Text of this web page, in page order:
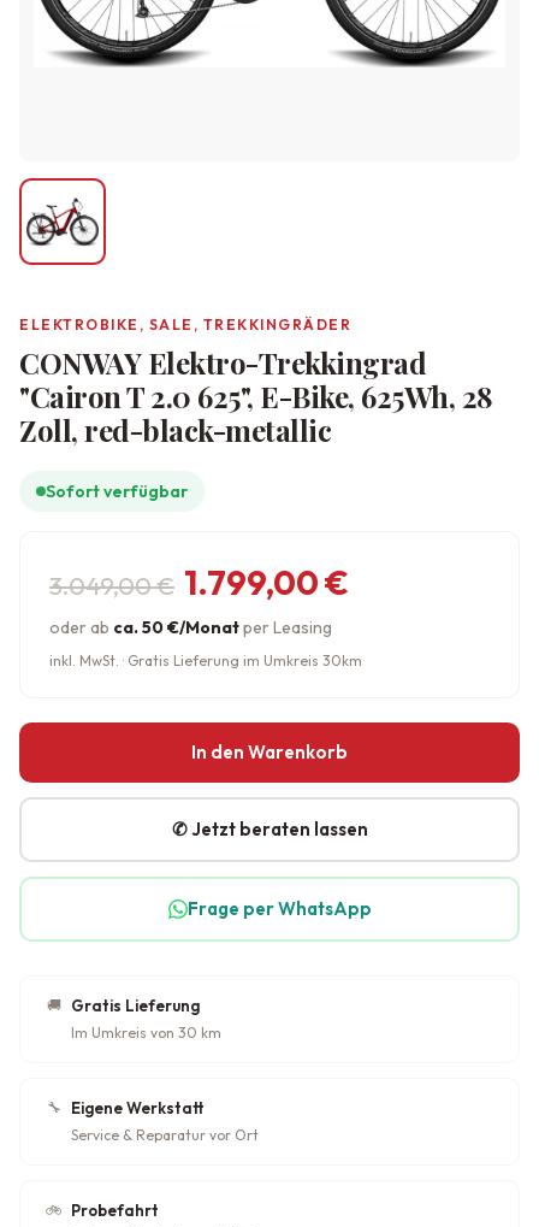
ELEKTROBIKE, SALE, TREKKINGRÄDER
CONWAY Elektro-Trekkingrad
"Cairon T 2.0 625", E-Bike, 625Wh, 28
Zoll, red-black-metallic
Sofort verfügbar
3.049,00€
Ursprünglicher Preis war:
1.799,00€
Aktueller Preis ist: 1.799,00 €.
oder ab ca. 50 €/Monatper Leasing
inkl. MwSt. · Gratis Lieferung im Umkreis 30km
In den Warenkorb
✆ Jetzt beraten lassen
Frage per WhatsApp
🚚 Gratis Lieferung
Im Umkreis von 30 km
🔧 Eigene Werkstatt
Service & Reparatur vor Ort
🚲 Probefahrt